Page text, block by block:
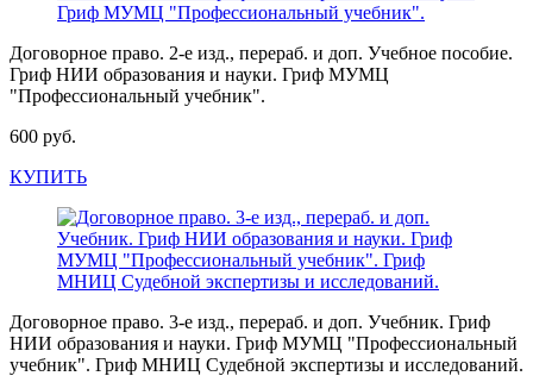
Договорное право. 2-е изд., перераб. и доп. Учебное пособие.
Гриф НИИ образования и науки. Гриф МУМЦ
"Профессиональный учебник".
600 руб.
КУПИТЬ
Договорное право. 3-е изд., перераб. и доп. Учебник. Гриф
НИИ образования и науки. Гриф МУМЦ "Профессиональный
учебник". Гриф МНИЦ Судебной экспертизы и исследований.